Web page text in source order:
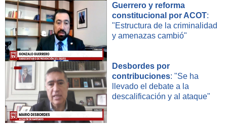
Guerrero y reforma
constitucional por ACOT:
"Estructura de la criminalidad
y amenazas cambió"
Desbordes por
contribuciones: "Se ha
llevado el debate a la
descalificación y al ataque"